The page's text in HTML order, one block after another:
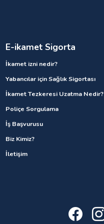
E-ikamet Sigorta
İkamet izni nedir?
Yabancılar için Sağlık Sigortası
İkamet Tezkeresi Uzatma Nedir?
Poliçe Sorgulama
İş Başvurusu
Biz Kimiz?
İletişim